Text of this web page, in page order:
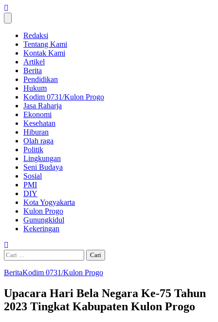
Skip
to
content
Redaksi
Tentang Kami
Kontak Kami
Artikel
Berita
Pendidikan
Hukum
Kodim 0731/Kulon Progo
Jasa Raharja
Ekonomi
Kesehatan
Hiburan
Olah raga
Politik
Lingkungan
Seni Budaya
Sosial
PMI
DIY
Kota Yogyakarta
Kulon Progo
Gunungkidul
Kekeringan
Cari
untuk:
BeritaKodim 0731/Kulon Progo
Upacara Hari Bela Negara Ke-75 Tahun
2023 Tingkat Kabupaten Kulon Progo